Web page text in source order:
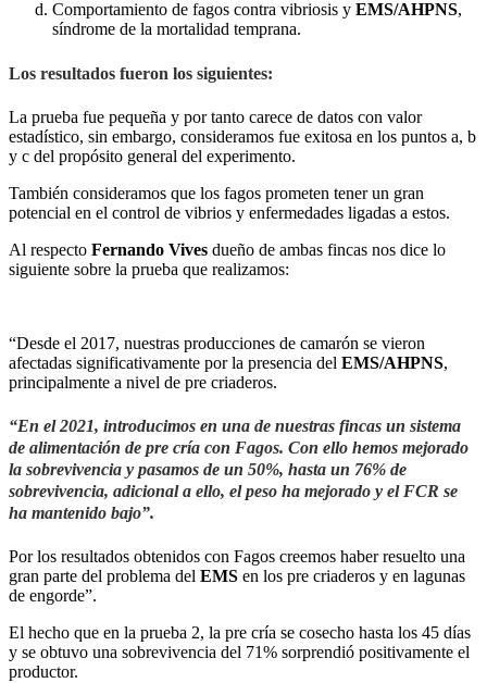
Comportamiento de fagos contra vibriosis y EMS/AHPNS,
síndrome de la mortalidad temprana.
Los resultados fueron los siguientes:
La prueba fue pequeña y por tanto carece de datos con valor
estadístico, sin embargo, consideramos fue exitosa en los puntos a, b
y c del propósito general del experimento.
También consideramos que los fagos prometen tener un gran
potencial en el control de vibrios y enfermedades ligadas a estos.
Al respecto Fernando Vives dueño de ambas fincas nos dice lo
siguiente sobre la prueba que realizamos:
“Desde el 2017, nuestras producciones de camarón se vieron
afectadas significativamente por la presencia del EMS/AHPNS,
principalmente a nivel de pre criaderos.
“En el 2021, introducimos en una de nuestras fincas un sistema
de alimentación de pre cría con Fagos. Con ello hemos mejorado
la sobrevivencia y pasamos de un 50%, hasta un 76% de
sobrevivencia, adicional a ello, el peso ha mejorado y el FCR se
ha mantenido bajo”.
Por los resultados obtenidos con Fagos creemos haber resuelto una
gran parte del problema del EMS en los pre criaderos y en lagunas
de engorde”.
El hecho que en la prueba 2, la pre cría se cosecho hasta los 45 días
y se obtuvo una sobrevivencia del 71% sorprendió positivamente el
productor.